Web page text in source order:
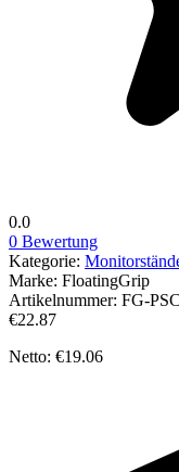
0.0
0 Bewertung
Kategorie:
Marke: FloatingGrip
Artikelnummer: FG-
€22.87
Netto: €19.06